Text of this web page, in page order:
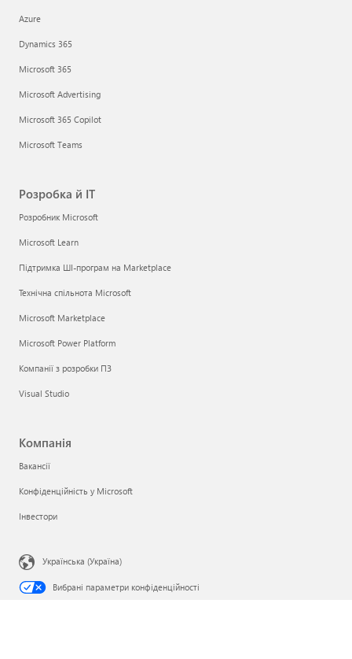
Azure
Dynamics 365
Microsoft 365
Microsoft Advertising
Microsoft 365 Copilot
Microsoft Teams
Розробка й ІТ
Розробник Microsoft
Microsoft Learn
Підтримка ШІ-програм на Marketplace
Технічна спільнота Microsoft
Microsoft Marketplace
Microsoft Power Platform
Компанії з розробки ПЗ
Visual Studio
Компанія
Вакансії
Конфіденційність у Microsoft
Інвестори
Українська (Україна)
Вибрані параметри конфіденційності